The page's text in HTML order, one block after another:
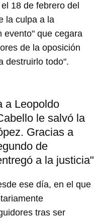
18 de febrero del
la culpa a la
evento" que cegara
de la oposición
destruirlo todo".
a Leopoldo
le salvó la
Gracias a
de
a la justicia"
ese día, en el que
tras ser